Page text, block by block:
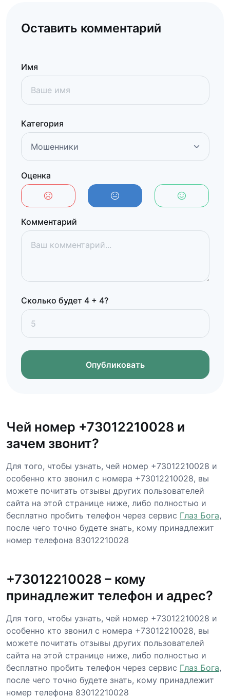
Оставить комментарий
Имя
Категория
Оценка
Комментарий
Сколько будет 4 + 4?
Опубликовать
Чей номер +73012210028 и
зачем звонит?
Для того, чтобы узнать, чей номер +73012210028 и
особенно кто звонил с номера +73012210028, вы
можете почитать отзывы других пользователей
сайта на этой странице ниже, либо полностью и
бесплатно пробить телефон через сервис Глаз Бога,
после чего точно будете знать, кому принадлежит
номер телефона 83012210028
+73012210028 – кому
принадлежит телефон и адрес?
Для того, чтобы узнать, чей номер +73012210028 и
особенно кто звонил с номера +73012210028, вы
можете почитать отзывы других пользователей
сайта на этой странице ниже, либо полностью и
бесплатно пробить телефон через сервис Глаз Бога,
после чего точно будете знать, кому принадлежит
номер телефона 83012210028